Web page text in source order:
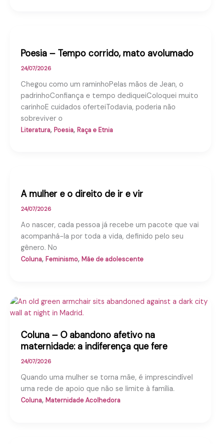
Poesia – Tempo corrido, mato avolumado
24/07/2026
Chegou como um raminhoPelas mãos de Jean, o
padrinhoConfiança e tempo dediqueiColoquei muito
carinhoE cuidados oferteiTodavia, poderia não
sobreviver o
Literatura, Poesia, Raça e Etnia
A mulher e o direito de ir e vir
24/07/2026
Ao nascer, cada pessoa já recebe um pacote que vai
acompanhá-la por toda a vida, definido pelo seu
gênero. No
Coluna, Feminismo, Mãe de adolescente
Coluna – O abandono afetivo na
maternidade: a indiferença que fere
24/07/2026
Quando uma mulher se torna mãe, é imprescindível
uma rede de apoio que não se limite à família.
Coluna, Maternidade Acolhedora